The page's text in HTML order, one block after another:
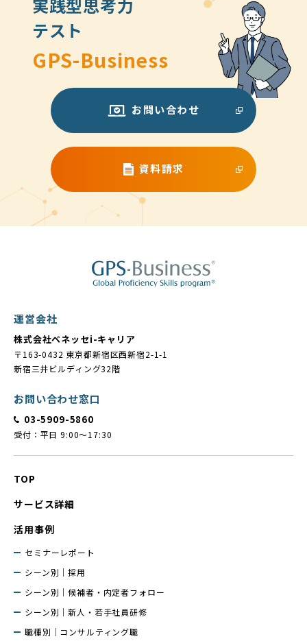
実践型思考力
テスト
GPS-Business
お問い合わせ
資料請求
運営会社
株式会社ベネッセi-キャリア
〒163-0432 東京都新宿区西新宿2-1-1
新宿三井ビルディング32階
お問い合わせ窓口
03-5909-5860
受付：平日 9:00～17:30
TOP
サービス詳細
活用事例
セミナーレポート
シーン別｜採用
シーン別｜候補者・内定者フォロー
シーン別｜新人・若手社員研修
職種別｜コンサルティング職